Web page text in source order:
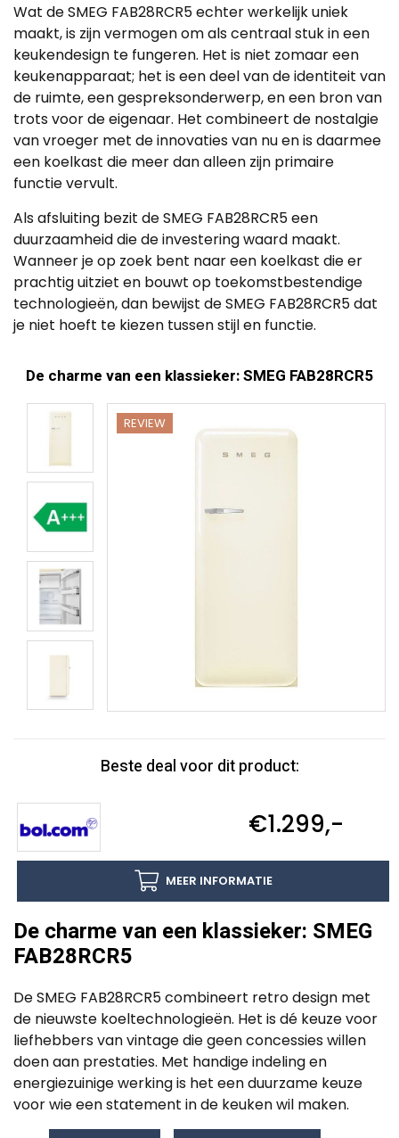
Wat de SMEG FAB28RCR5 echter werkelijk uniek
maakt, is zijn vermogen om als centraal stuk in een
keukendesign te fungeren. Het is niet zomaar een
keukenapparaat; het is een deel van de identiteit van
de ruimte, een gespreksonderwerp, en een bron van
trots voor de eigenaar. Het combineert de nostalgie
van vroeger met de innovaties van nu en is daarmee
een koelkast die meer dan alleen zijn primaire
functie vervult.
Als afsluiting bezit de SMEG FAB28RCR5 een
duurzaamheid die de investering waard maakt.
Wanneer je op zoek bent naar een koelkast die er
prachtig uitziet en bouwt op toekomstbestendige
technologieën, dan bewijst de SMEG FAB28RCR5 dat
je niet hoeft te kiezen tussen stijl en functie.
De charme van een klassieker: SMEG FAB28RCR5
REVIEW
Beste deal voor dit product:
€1.299,-
MEER INFORMATIE
De charme van een klassieker: SMEG
FAB28RCR5
De SMEG FAB28RCR5 combineert retro design met
de nieuwste koeltechnologieën. Het is dé keuze voor
liefhebbers van vintage die geen concessies willen
doen aan prestaties. Met handige indeling en
energiezuinige werking is het een duurzame keuze
voor wie een statement in de keuken wil maken.